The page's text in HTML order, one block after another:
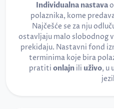
Individualna nastava
polaznika, kome
Najčešće se za nju
ostavljaju malo slobodnog
prekidaju. Nastavni fond
terminima koje bira
pratiti onlajnili uživo, u